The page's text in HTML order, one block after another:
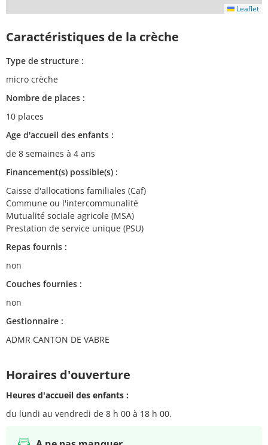
Leaflet
Caractéristiques de la crèche
Type de structure :
micro crèche
Nombre de places :
10 places
Age d'accueil des enfants :
de 8 semaines à 4 ans
Financement(s) possible(s) :
Caisse d'allocations familiales (Caf)
Commune ou l'intercommunalité
Mutualité sociale agricole (MSA)
Prestation de service unique (PSU)
Repas fournis :
non
Couches fournies :
non
Gestionnaire :
ADMR CANTON DE VABRE
Horaires d'ouverture
Heures d'accueil des enfants :
du lundi au vendredi de 8 h 00 à 18 h 00.